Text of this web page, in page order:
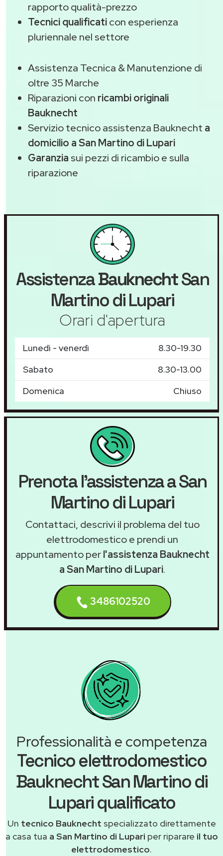
rapporto qualità-prezzo
Tecnici qualificaticon esperienza
pluriennale nel settore
Assistenza Tecnica & Manutenzione di
oltre 35 Marche
Riparazioni con ricambi originali
Bauknecht
Servizio tecnico assistenza Bauknecht a
domicilio a San Martino di Lupari
Garanzia sui pezzi di ricambio e sulla
riparazione
AssistenzaBauknechtSan
Martino di Lupari
Orari d'apertura
Lunedì - venerdì
8.30-19.30
Sabato
8.30-13.00
Domenica
Chiuso
Prenota l'assistenza a San
Martino di Lupari
Contattaci, descrivi il problema del tuo
elettrodomestico e prendi un
appuntamento perl'assistenza Bauknecht
a San Martino di Lupari.
3486102520
Professionalità e competenza
Tecnico elettrodomestico
Bauknecht San Martino di
Lupari qualificato
Un tecnico Bauknecht specializzato direttamente
a casa tua a San Martino di Lupari per riparare il tuo
elettrodomestico.